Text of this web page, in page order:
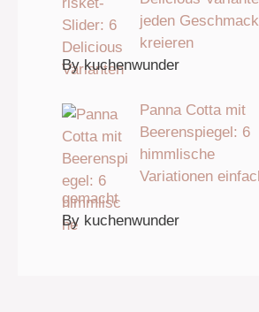
jeden Geschmack
kreieren
By kuchenwunder
Panna Cotta mit
Beerenspiegel: 6
himmlische
Variationen
gemacht
By kuchenwunder